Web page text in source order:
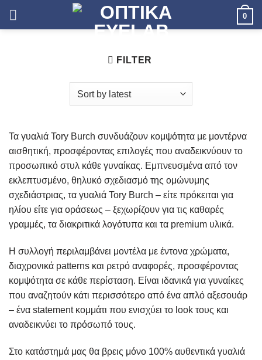
0
FILTER
Τα γυαλιά Tory Burch συνδυάζουν κομψότητα με μοντέρνα
αισθητική, προσφέροντας επιλογές που αναδεικνύουν το
προσωπικό στυλ κάθε γυναίκας. Εμπνευσμένα από τον
εκλεπτυσμένο, θηλυκό σχεδιασμό της ομώνυμης
σχεδιάστριας, τα γυαλιά Tory Burch – είτε πρόκειται για
ηλίου είτε για οράσεως – ξεχωρίζουν για τις καθαρές
γραμμές, τα διακριτικά λογότυπα και τα premium υλικά.
Η συλλογή περιλαμβάνει μοντέλα με έντονα χρώματα,
διαχρονικά patterns και ρετρό αναφορές, προσφέροντας
κομψότητα σε κάθε περίσταση. Είναι ιδανικά για γυναίκες
που αναζητούν κάτι περισσότερο από ένα απλό αξεσουάρ
– ένα statement κομμάτι που ενισχύει το look τους και
αναδεικνύει το πρόσωπό τους.
Στο κατάστημά μας θα βρεις μόνο 100% αυθεντικά γυαλιά